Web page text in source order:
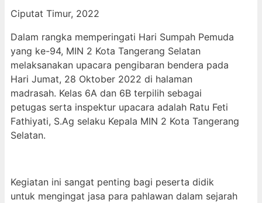
Ciputat Timur, 2022
Dalam rangka memperingati Hari Sumpah Pemuda
yang ke-94, MIN 2 Kota Tangerang Selatan
melaksanakan upacara pengibaran bendera pada
Hari Jumat, 28 Oktober 2022 di halaman
madrasah. Kelas 6A dan 6B terpilih sebagai
petugas serta inspektur upacara adalah Ratu Feti
Fathiyati, S.Ag selaku Kepala MIN 2 Kota Tangerang
Selatan.
Kegiatan ini sangat penting bagi peserta didik
untuk mengingat jasa para pahlawan dalam sejarah